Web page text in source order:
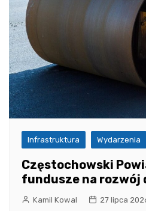
Infrastruktura Wydarzenia
Częstochowski
fundusze na rozwój
Kamil Kowal 27 lipca